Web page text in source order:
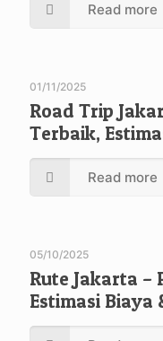
Read more
01/11/2025
Road Trip
Terbaik,
Read more
05/10/2025
Rute Jakarta –
Estimasi Biaya